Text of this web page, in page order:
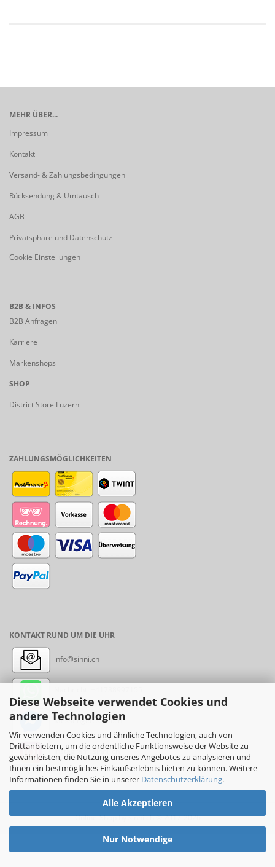
Diese Webseite verwendet Cookies und
andere Technologien
Wir verwenden Cookies und ähnliche Technologien, auch von
Drittanbietern, um die ordentliche Funktionsweise der Website zu
gewährleisten, die Nutzung unseres Angebotes zu analysieren und
Ihnen ein bestmögliches Einkaufserlebnis bieten zu können. Weitere
Informationen finden Sie in unserer Datenschutzerklärung.
Alle Akzeptieren
Nur Notwendige
MEHR ÜBER...
Impressum
Kontakt
Versand- & Zahlungsbedingungen
Rücksendung & Umtausch
AGB
Privatsphäre und Datenschutz
Cookie Einstellungen
B2B & INFOS
B2B Anfragen
Karriere
Markenshops
SHOP
District Store Luzern
ZAHLUNGSMÖGLICHKEITEN
KONTAKT RUND UM DIE UHR
info@sinni.ch
Messenger: sinni.ch
Instagram: sinni_ch
Online-Shopby sinni.ch © 2017-2026